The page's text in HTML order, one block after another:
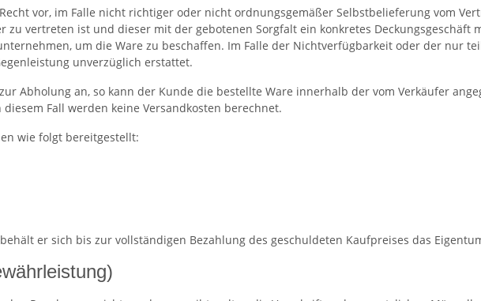
vor, im Falle nicht richtiger oder nicht ordnungsgemäßer Selbstbelieferung vom
zu vertreten ist und dieser mit der gebotenen Sorgfalt ein konkretes Deckungsgeschäft
um die Ware zu beschaffen. Im Falle der Nichtverfügbarkeit oder der nur
unverzüglich erstattet.
Abholung an, so kann der Kunde die bestellte Ware innerhalb der vom Verkäufer
Fall werden keine Versandkosten berechnet.
wie folgt bereitgestellt:
er sich bis zur vollständigen Bezahlung des geschuldeten Kaufpreises das